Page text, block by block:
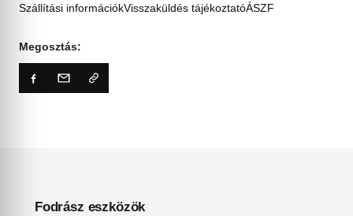
Szállítási információkVisszaküldés tájékoztatóÁSZF
Megosztás:
Fodrász eszközök